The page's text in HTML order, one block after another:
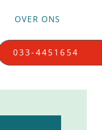
OVER ONS
033-4451654